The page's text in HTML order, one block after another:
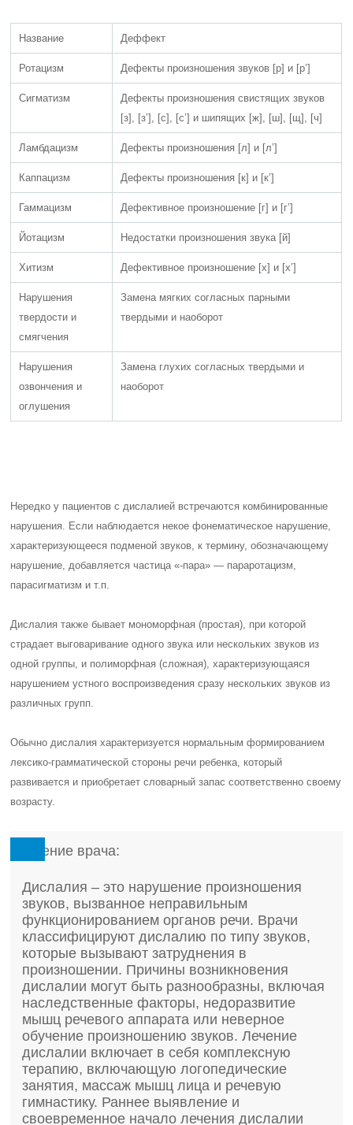
Название Деффект
Ротацизм Дефекты произношения звуков [р] и [р’]
Сигматизм
Дефекты произношения свистящих звуков
[з], [з’], [с], [с’] и шипящих [ж], [ш], [щ], [ч]
Ламбдацизм Дефекты произношения [л] и [л’]
Каппацизм Дефекты произношения [к] и [к’]
Гаммацизм Дефективное произношение [г] и [г’]
Йотацизм Недостатки произношения звука [й]
Хитизм Дефективное произношение [х] и [х’]
Нарушения
твердости и
смягчения
Замена мягких согласных парными
твердыми и наоборот
Нарушения
озвончения и
оглушения
Замена глухих согласных твердыми и
наоборот
Нередко у пациентов с дислалией встречаются комбинированные
нарушения. Если наблюдается некое фонематическое нарушение,
характеризующееся подменой звуков, к термину, обозначающему
нарушение, добавляется частица «-пара» — параротацизм,
парасигматизм и т.п.
Дислалия также бывает мономорфная (простая), при которой
страдает выговаривание одного звука или нескольких звуков из
одной группы, и полиморфная (сложная), характеризующаяся
нарушением устного воспроизведения сразу нескольких звуков из
различных групп.
Обычно дислалия характеризуется нормальным формированием
лексико-грамматической стороны речи ребенка, который
развивается и приобретает словарный запас соответственно своему
возрасту.
Мнение врача:
Дислалия – это нарушение произношения
звуков, вызванное неправильным
функционированием органов речи. Врачи
классифицируют дислалию по типу звуков,
которые вызывают затруднения в
произношении. Причины возникновения
дислалии могут быть разнообразны, включая
наследственные факторы, недоразвитие
мышц речевого аппарата или неверное
обучение произношению звуков. Лечение
дислалии включает в себя комплексную
терапию, включающую логопедические
занятия, массаж мышц лица и речевую
гимнастику. Раннее выявление и
своевременное начало лечения дислалии